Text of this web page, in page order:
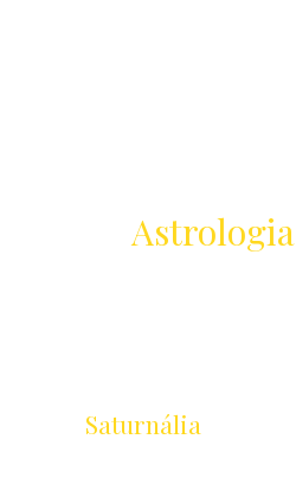
Astrologia
Saturnália